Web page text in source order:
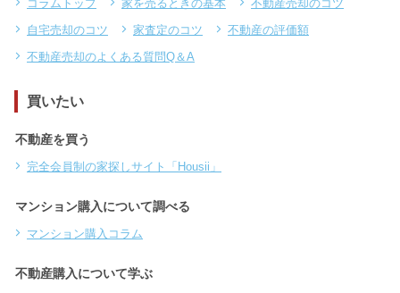
コラムトップ 家を売るときの基本
不動産売却のコツ
自宅売却のコツ
家査定のコツ
不動産の評価額
不動産売却のよくある質問Q＆A
買いたい
不動産を買う
完全会員制の家探しサイト「Housii」
マンション購入について調べる
マンション購入コラム
不動産購入について学ぶ